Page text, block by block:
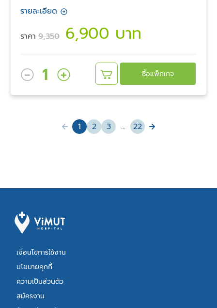
รายละเอียด
ราคา 9,350 6,900 บาท
1
ซื้อแพ็กเกจ
page
You're
1 page
2 page
3 page
... page
22 page
เงื่อนไขการใช้งาน
นโยบายคุกกี้
ความเป็นส่วนตัว
สมัครงาน